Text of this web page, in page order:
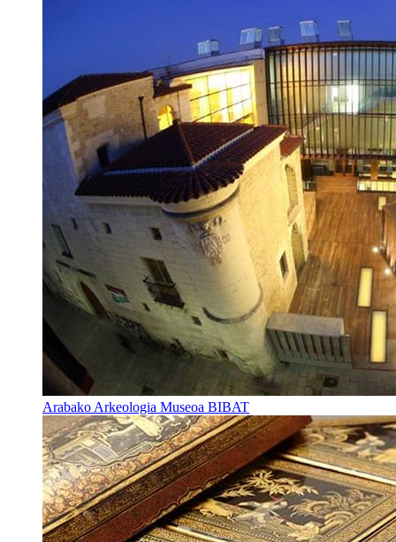
Arabako Arkeologia Museoa BIBAT